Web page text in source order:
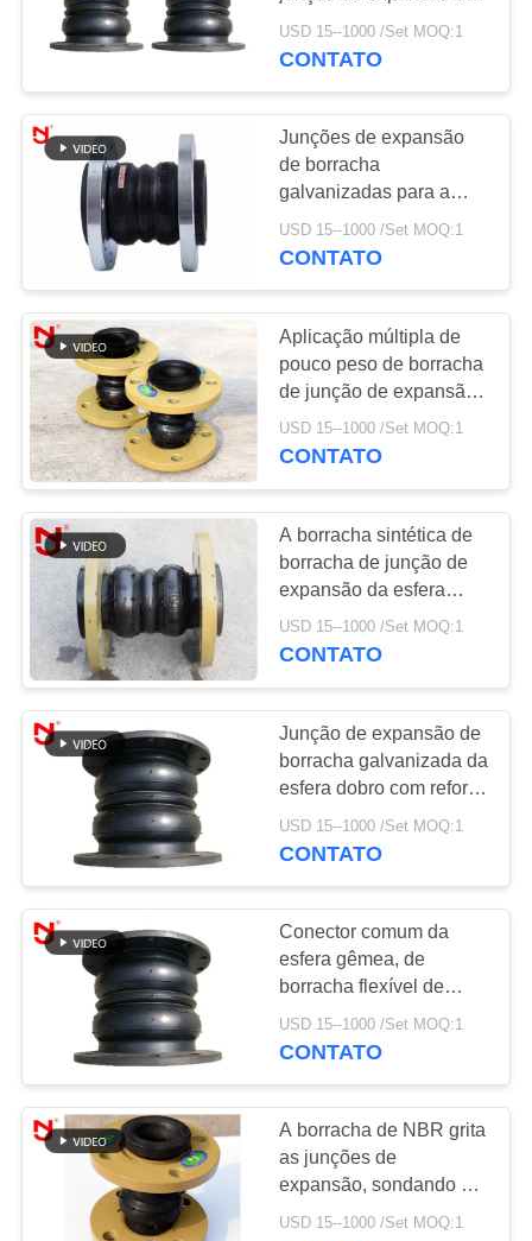
PEÇA
UMAS
CITAÇÕES
MAPA
DO
SITE
POLÍTICA
DE
PRIVACIDADE
Junção de
expansão de
borracha da esfera
dobro
Válvula de
verificação do
ornitorrinco
Mangueira trançada
do metal
70
Junção de
expansão de
borracha reduzida
34
Junções de
expansão de PTFE
36
esfera do dobro de
Epdm anti corrosão
USD 15--1000 /Set MOQ:1
CONTATO
Junções de expansão
de borracha
galvanizadas para a
impermeabilização
Multilayer do arco dobro
USD 15--1000 /Set MOQ:1
CONTATO
Aplicação múltipla de
pouco peso de borracha
de junção de expansão
da esfera do dobro do
ODM do OEM
USD 15--1000 /Set MOQ:1
CONTATO
A borracha sintética de
borracha de junção de
expansão da esfera
dobro hidráulica reduz a
resistência à tração
USD 15--1000 /Set MOQ:1
CONTATO
Junção de expansão de
borracha galvanizada da
esfera dobro com reforço
da camada
USD 15--1000 /Set MOQ:1
CONTATO
Conector comum da
esfera gêmea, de
borracha flexível de
borracha 0.6-2.5MPa do
acoplamento da
USD 15--1000 /Set MOQ:1
CONTATO
A borracha de NBR grita
as junções de
expansão, sondando a
manutenção fácil
USD 15--1000 /Set MOQ:1